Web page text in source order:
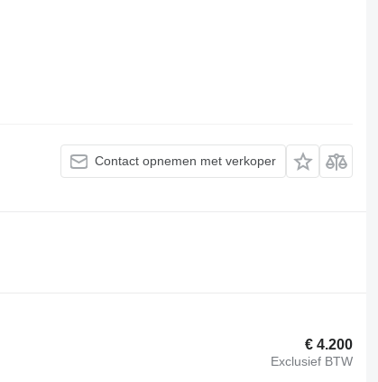
Contact opnemen met verkoper
€ 4.200
Exclusief BTW